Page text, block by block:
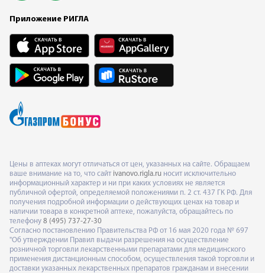
Приложение РИГЛА
Цены в аптеках могут отличаться от цен, указанных на сайте. Обращаем
ваше внимание на то, что сайт ivanovo.rigla.ru носит исключительно
информационный характер и ни при каких условиях не является
публичной офертой, определяемой положениями п. 2 ст. 437 ГК РФ. Для
получения подробной информации о действующих ценах на товар и
наличии товара в конкретной аптеке, пожалуйста, обращайтесь по
телефону 8 (495) 737-27-30
Согласно постановлению Правительства РФ от 16 мая 2020 года № 697
"Об утверждении Правил выдачи разрешения на осуществление
розничной торговли лекарственными препаратами для медицинского
применения дистанционным способом, осуществления такой торговли и
доставки указанных лекарственных препаратов гражданам и внесении